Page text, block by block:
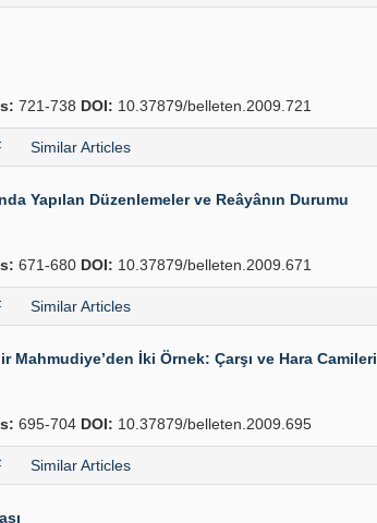
721-738 DOI: 10.37879/belleten.2009.721
Similar Articles
Yapılan Düzenlemeler ve Reâyânın Durumu
671-680 DOI: 10.37879/belleten.2009.671
Similar Articles
İki Örnek: Çarşı ve Hara Camileri
695-704 DOI: 10.37879/belleten.2009.695
Similar Articles